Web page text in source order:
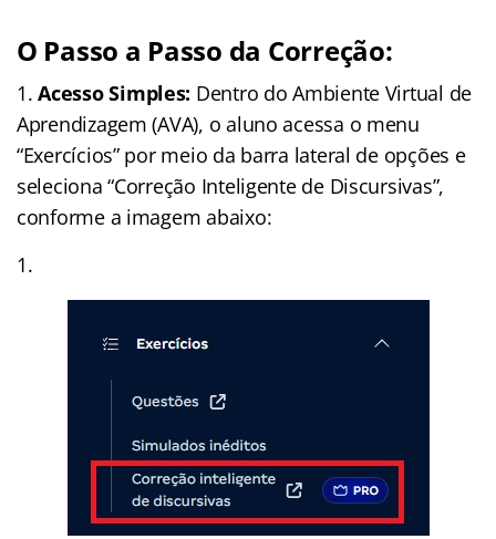
O Passo a Passo da Correção:
1.Acesso Simples: Dentro do Ambiente Virtual de
Aprendizagem (AVA), o aluno acessa o menu
“Exercícios” por meio da barra lateral de opções e
seleciona “Correção Inteligente de Discursivas”,
conforme a imagem abaixo: